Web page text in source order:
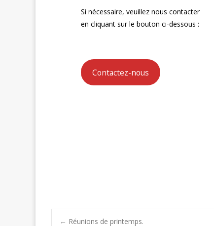
Si nécessaire, veuillez nous contacter
en cliquant sur le bouton ci-dessous :
Contactez-nous
← Réunions de printemps.